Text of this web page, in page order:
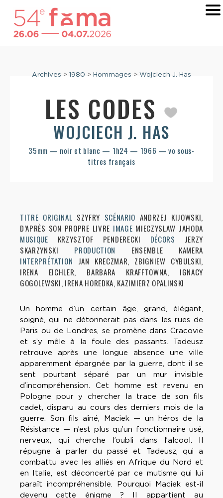
Archives > 1980 > Hommages > Wojciech J. Has
LES CODES
WOJCIECH J. HAS
35mm — noir et blanc — 1h24 — 1966 — vo sous-
titres français
TITRE ORIGINAL SZYFRY SCÉNARIO ANDRZEJ KIJOWSKI,
D’APRÈS SON PROPRE LIVRE IMAGE MIECZYSLAW JAHODA
MUSIQUE KRZYSZTOF PENDERECKI DÉCORS JERZY
SKARZYNSKI PRODUCTION ENSEMBLE KAMERA
INTERPRÉTATION JAN KRECZMAR, ZBIGNIEW CYBULSKI,
IRENA EICHLER, BARBARA KRAFFTOWNA, IGNACY
GOGOLEWSKI, IRENA HOREDKA, KAZIMIERZ OPALINSKI
Un homme d’un certain âge, grand, élégant,
soigné, qui ne détonnerait pas dans les rues de
Paris ou de Londres, se promène dans Cracovie
et s’y mêle à la foule des passants. Tadeusz
retrouve après une longue absence une ville
apparemment épargnée par la guerre, dont il se
sent pourtant séparé par un mur invisible
d’incompréhension. Cet homme est revenu en
Pologne pour y chercher la trace de son fils
cadet, disparu au cours des derniers mois de la
guerre. Son fils aîné, Maciek — un héros de la
Résistance — n’est plus qu’un fonctionnaire usé,
nerveux, qui cherche l’oubli dans l’alcool. Il
répugne à parler du passé et Tadeusz, qui a
combattu avec les alliés en Afrique du Nord et
en Italie, est déconcerté par ce mutisme qui lui
paraît incompréhensible. Pourquoi Maciek est-il
devenu cette énigme ? II appartient au